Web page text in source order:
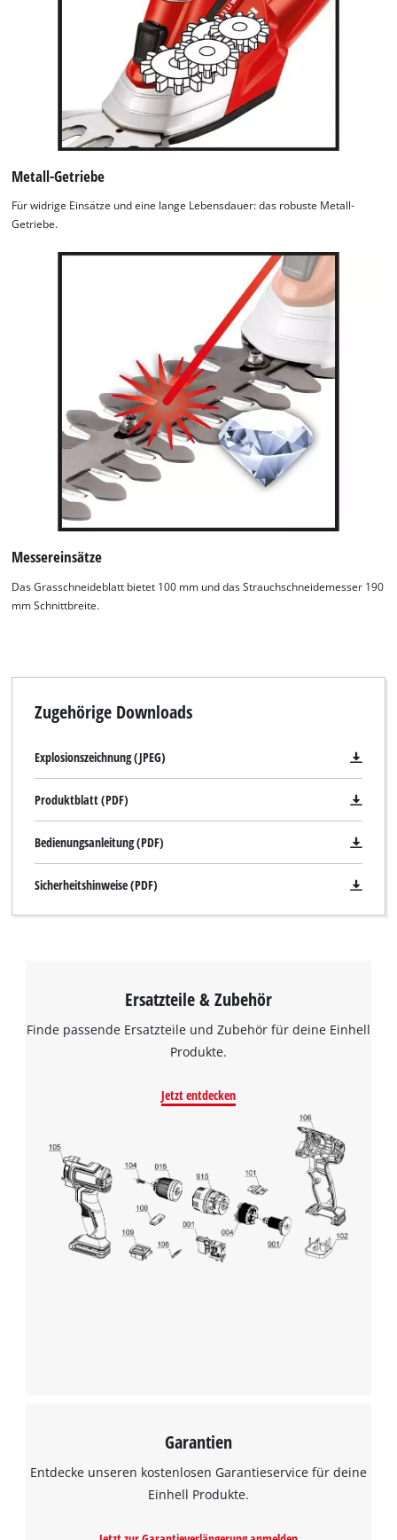
Wir benötigen deine Zustimmung, um
Google Maps laden zu können!
This content is not permitted to load due
Metall-Getriebe
Für widrige Einsätze und eine lange Lebensdauer: das robuste Metall-
Getriebe.
Messereinsätze
Das Grasschneideblatt bietet 100 mm und das Strauchschneidemesser 190
mm Schnittbreite.
Zugehörige Downloads
Explosionszeichnung (JPEG)
Produktblatt (PDF)
Bedienungsanleitung (PDF)
Sicherheitshinweise (PDF)
Ersatzteile & Zubehör
Finde passende Ersatzteile und Zubehör für deine Einhell
Produkte.
Jetzt entdecken
Garantien
Entdecke unseren kostenlosen Garantieservice für deine
Einhell Produkte.